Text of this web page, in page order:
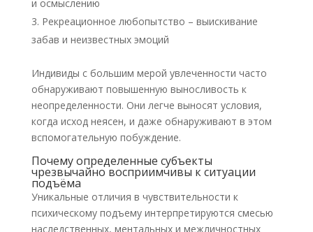
и осмыслению
Рекреационное любопытство – выискивание
забав и неизвестных эмоций
Индивиды с большим мерой увлеченности часто
обнаруживают повышенную выносливость к
неопределенности. Они легче выносят условия,
когда исход неясен, и даже обнаруживают в этом
вспомогательную побуждение.
Почему определенные субъекты
чрезвычайно восприимчивы к ситуации
подъёма
Уникальные отличия в чувствительности к
психическому подъему интерпретируются смесью
наследственных, ментальных и межличностных